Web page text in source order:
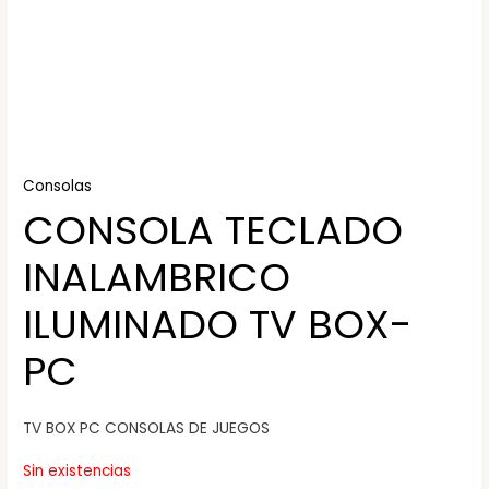
Consolas
CONSOLA TECLADO
INALAMBRICO
ILUMINADO TV BOX-
PC
TV BOX PC CONSOLAS DE JUEGOS
Sin existencias